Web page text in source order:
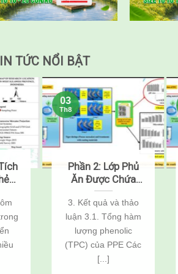
TỨC NỔI BẬT
Cá
Phần 2: Lớp Phủ
Ăn Được Chứa
Chitosan, Nisin
Và Chiết Xuất Vỏ
Khoai Tây Giúp
Kéo Dài Thời Hạn
Sử Dụng Của
Tôm Sú
3. Kết quả và thảo
luận 3.1. Tổng hàm
lượng phenolic
(TPC) của PPE Các
[...]
03
Th8